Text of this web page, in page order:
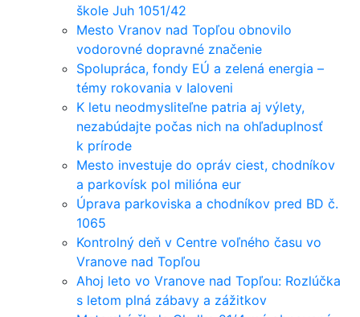
škole Juh 1051/42
Mesto Vranov nad Topľou obnovilo
vodorovné dopravné značenie
Spolupráca, fondy EÚ a zelená energia –
témy rokovania v Ialoveni
K letu neodmysliteľne patria aj výlety,
nezabúdajte počas nich na ohľaduplnosť
k prírode
Mesto investuje do opráv ciest, chodníkov
a parkovísk pol milióna eur
Úprava parkoviska a chodníkov pred BD č.
1065
Kontrolný deň v Centre voľného času vo
Vranove nad Topľou
Ahoj leto vo Vranove nad Topľou: Rozlúčka
s letom plná zábavy a zážitkov